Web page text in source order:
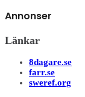
Annonser
Länkar
8dagare.se
farr.se
sweref.org